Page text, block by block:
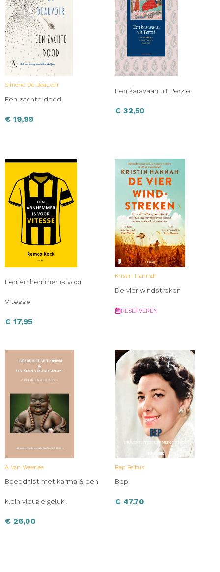
Simone De Beauvoir
Een zachte dood
€ 19,99
Een karavaan uit Perzië
€ 32,50
Een Arnhemmer is voor
Vitesse
€ 17,95
Kristin Hannah
De vier windstreken
RESERVEREN
A Van Weerlee
Boeddhist met karma & een
klein vleugje geluk
€ 26,00
Bep Feibus
Bep
€ 47,70